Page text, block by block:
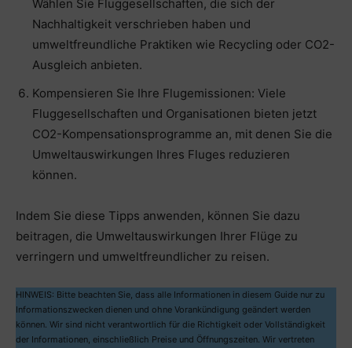
Wählen Sie Fluggesellschaften, die sich der
Nachhaltigkeit verschrieben haben und
umweltfreundliche Praktiken wie Recycling oder CO2-
Ausgleich anbieten.
Kompensieren Sie Ihre Flugemissionen: Viele
Fluggesellschaften und Organisationen bieten jetzt
CO2-Kompensationsprogramme an, mit denen Sie die
Umweltauswirkungen Ihres Fluges reduzieren
können.
Indem Sie diese Tipps anwenden, können Sie dazu
beitragen, die Umweltauswirkungen Ihrer Flüge zu
verringern und umweltfreundlicher zu reisen.
HINWEIS: Bitte beachten Sie, dass alle Informationen in diesem Guide nur zu
Informationszwecken dienen und ohne Vorankündigung geändert werden
können. Wir sind nicht verantwortlich für die Richtigkeit oder Vollständigkeit
der Informationen, einschließlich Preise und Öffnungszeiten. Wir vertreten